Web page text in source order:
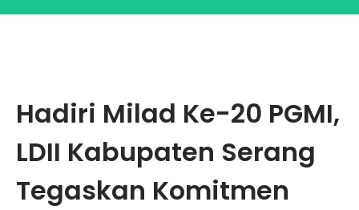
Hadiri Milad Ke-20 PGMI,
LDII Kabupaten Serang
Tegaskan Komitmen